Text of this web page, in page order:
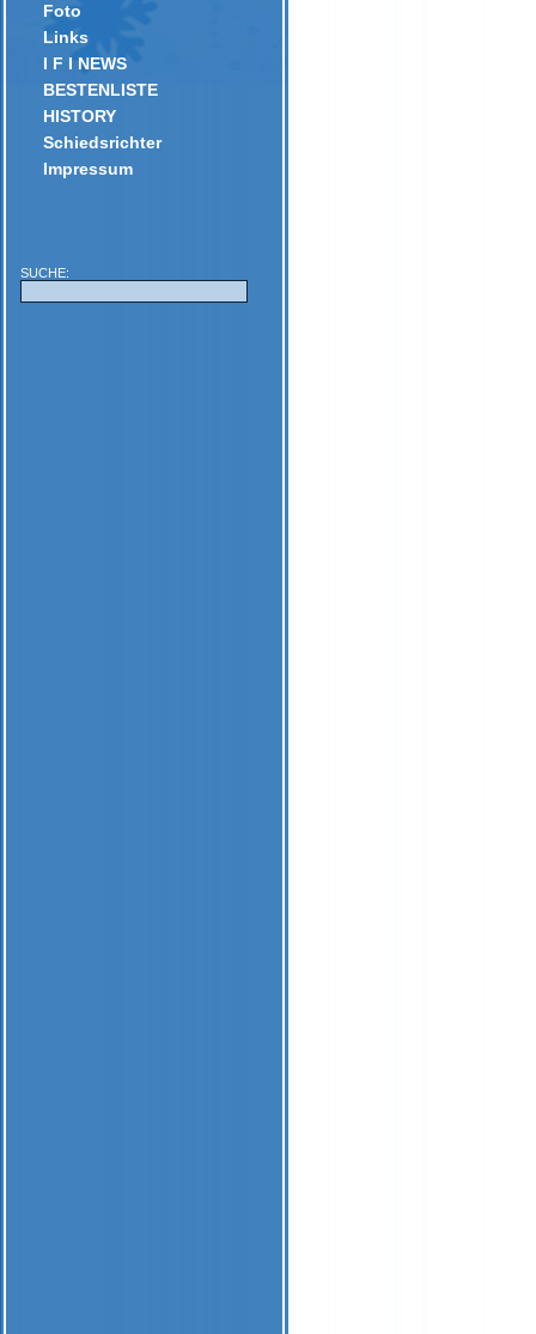
Foto
Links
I F I NEWS
BESTENLISTE
HISTORY
Schiedsrichter
Impressum
SUCHE: